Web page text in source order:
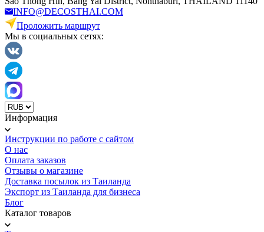
INFO@DECOSTHAI.COM
Проложить маршрут
Мы в социальных сетях:
Информация
Инструкции по работе с сайтом
О нас
Оплата заказов
Отзывы о магазине
Доставка посылок из Таиланда
Экспорт из Таиланда для бизнеса
Блог
Каталог товаров